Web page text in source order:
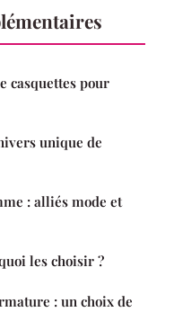
casquettes pour
unique de
: alliés mode et
les choisir ?
: un choix de